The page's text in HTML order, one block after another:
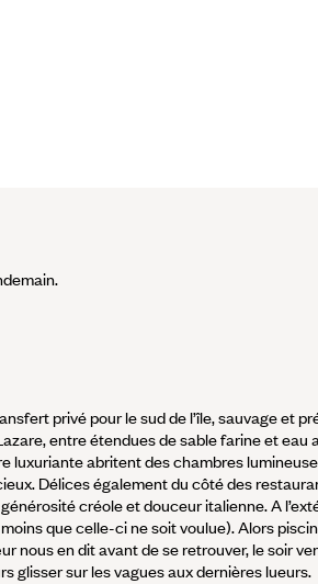
privé pour le sud de l’île, sauvage et
entre étendues de sable farine et eau
luxuriante abritent des chambres
Délices également du côté des
créole et douceur italienne. A
que celle-ci ne soit voulue). Alors
nous en dit avant de se retrouver, le soir
glisser sur les vagues aux dernières lueurs.